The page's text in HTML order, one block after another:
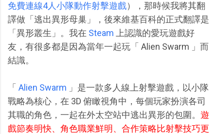
免費連線4人小隊動作射擊遊戲），那時候我將其翻
譯做「逃出異形母巢」，後來維基百科的正式翻譯是
「異形叢生」。我在 Steam
上認識的愛玩遊戲好
友，有很多都是因為當年一起玩「 Alien Swarm 」而
結識。
「 Alien Swarm 」是一款多人線上射擊遊戲，以小隊
戰略為核心，在 3D 俯瞰視角中，每個玩家扮演各司
其職的角色，一起在外太空站中逃出異形的包圍。 遊
戲節奏明快、角色職業鮮明、合作策略比射擊技巧更